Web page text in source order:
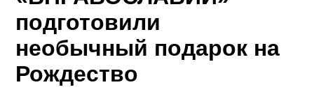
подготовили
необычный подарок на
Рождество